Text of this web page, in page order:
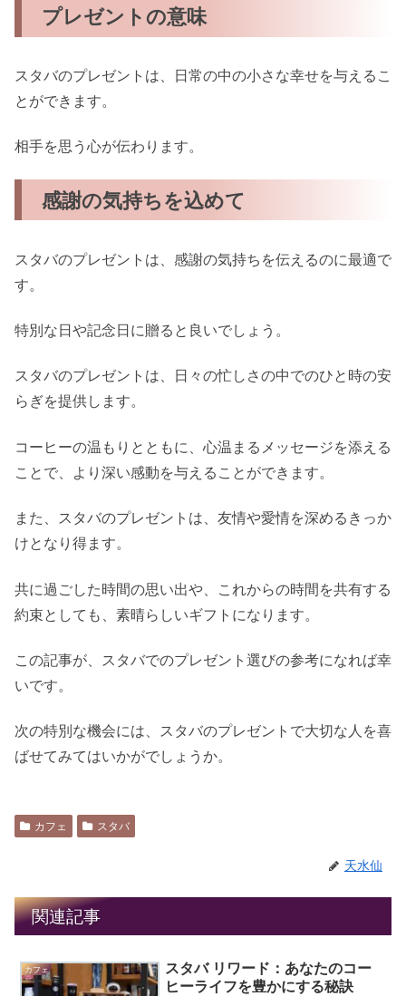
プレゼントの意味
スタバのプレゼントは、日常の中の小さな幸せを与えるこ
とができます。
相手を思う心が伝わります。
感謝の気持ちを込めて
スタバのプレゼントは、感謝の気持ちを伝えるのに最適で
す。
特別な日や記念日に贈ると良いでしょう。
スタバのプレゼントは、日々の忙しさの中でのひと時の安
らぎを提供します。
コーヒーの温もりとともに、心温まるメッセージを添える
ことで、より深い感動を与えることができます。
また、スタバのプレゼントは、友情や愛情を深めるきっか
けとなり得ます。
共に過ごした時間の思い出や、これからの時間を共有する
約束としても、素晴らしいギフトになります。
この記事が、スタバでのプレゼント選びの参考になれば幸
いです。
次の特別な機会には、スタバのプレゼントで大切な人を喜
ばせてみてはいかがでしょうか。
カフェ スタバ
天水仙
関連記事
カフェ
スタバ リワード：あなたのコー
ヒーライフを豊かにする秘訣